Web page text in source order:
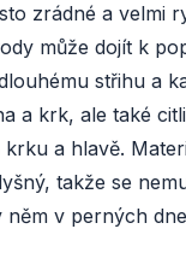
zrádné a velmi
může dojít k
střihu a
a krk, ale také
a hlavě.
takže se
něm v perných